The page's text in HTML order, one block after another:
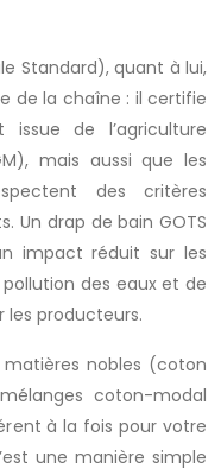
Standard), quant à lui,
de la chaîne : il certifie
de l’agriculture
mais aussi que les
des critères
Un drap de bain GOTS
impact réduit sur les
des eaux et de
les producteurs.
nobles (coton
coton-modal
à la fois pour votre
une manière simple